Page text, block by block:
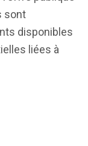
sont
disponibles
liées à